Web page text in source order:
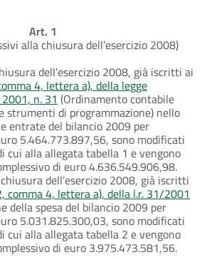
Art. 1
alla chiusura dell’esercizio 2008)
dell’esercizio 2008, già iscritti ai
4, lettera a), della legge
n. 31 (Ordinamento contabile
strumenti di programmazione) nello
entrate del bilancio 2009 per
5.464.773.897,56, sono modificati
cui alla allegata tabella 1 e vengono
di euro 4.636.549.906,98.
dell’esercizio 2008, già iscritti
comma 4, lettera a), della l.r. 31/2001
della spesa del bilancio 2009 per
5.031.825.300,03, sono modificati
cui alla allegata tabella 2 e vengono
di euro 3.975.473.581,56.